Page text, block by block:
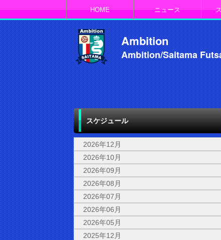
HOME ニュース
Ambition
Ambition/Saitama
スケジュール
2026年12月
2026年10月
2026年09月
2026年08月
2026年07月
2026年06月
2026年05月
2025年12月